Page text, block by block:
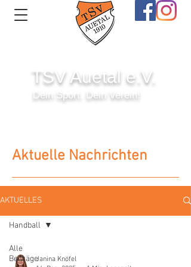
TSV Auetal e.V.
Dein Sport. Dein Verein!
Aktuelle Nachrichten
AKTUELLES
Alle
Beiträge
Handball
Janina Knöfel